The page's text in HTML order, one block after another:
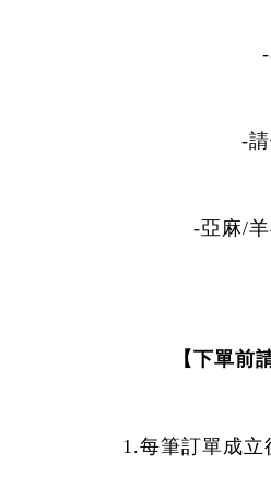
-
-亞麻/
【下單前
1.每筆訂單成